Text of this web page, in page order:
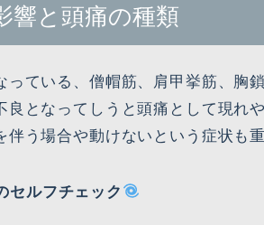
響と頭痛の種類
っている、僧帽筋、肩甲挙筋、胸
良となってしうと頭痛として現れ
伴う場合や動けないという症状も
セルフチェック